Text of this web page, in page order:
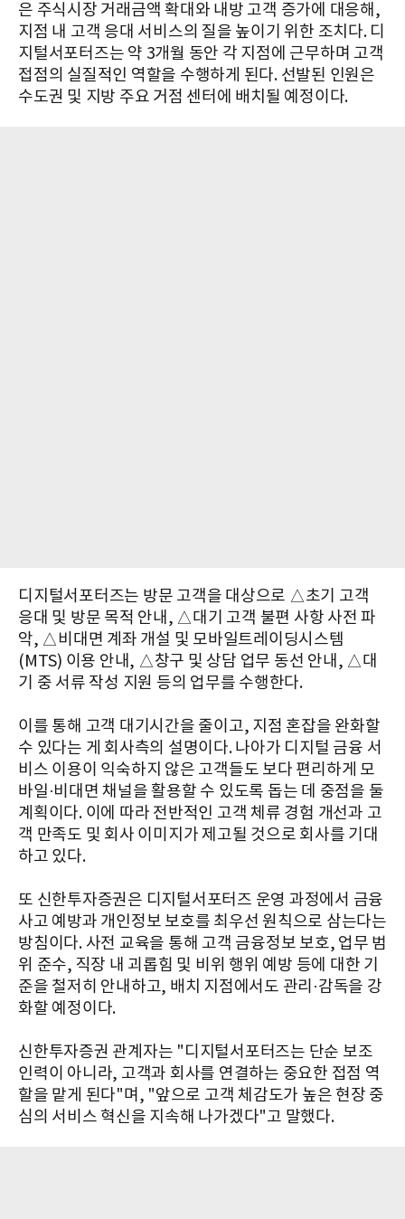
은 주식시장 거래금액 확대와 내방 고객 증가에 대응해,
지점 내 고객 응대 서비스의 질을 높이기 위한 조치다. 디
지털서포터즈는 약 3개월 동안 각 지점에 근무하며 고객
접점의 실질적인 역할을 수행하게 된다. 선발된 인원은
수도권 및 지방 주요 거점 센터에 배치될 예정이다.
디지털서포터즈는 방문 고객을 대상으로 △초기 고객
응대 및 방문 목적 안내, △대기 고객 불편 사항 사전 파
악, △비대면 계좌 개설 및 모바일트레이딩시스템
(MTS) 이용 안내, △창구 및 상담 업무 동선 안내, △대
기 중 서류 작성 지원 등의 업무를 수행한다.
이를 통해 고객 대기시간을 줄이고, 지점 혼잡을 완화할
수 있다는 게 회사측의 설명이다. 나아가 디지털 금융 서
비스 이용이 익숙하지 않은 고객들도 보다 편리하게 모
바일·비대면 채널을 활용할 수 있도록 돕는 데 중점을 둘
계획이다. 이에 따라 전반적인 고객 체류 경험 개선과 고
객 만족도 및 회사 이미지가 제고될 것으로 회사를 기대
하고 있다.
또 신한투자증권은 디지털서포터즈 운영 과정에서 금융
사고 예방과 개인정보 보호를 최우선 원칙으로 삼는다는
방침이다. 사전 교육을 통해 고객 금융정보 보호, 업무 범
위 준수, 직장 내 괴롭힘 및 비위 행위 예방 등에 대한 기
준을 철저히 안내하고, 배치 지점에서도 관리·감독을 강
화할 예정이다.
신한투자증권 관계자는 "디지털서포터즈는 단순 보조
인력이 아니라, 고객과 회사를 연결하는 중요한 접점 역
할을 맡게 된다"며, "앞으로 고객 체감도가 높은 현장 중
심의 서비스 혁신을 지속해 나가겠다"고 말했다.